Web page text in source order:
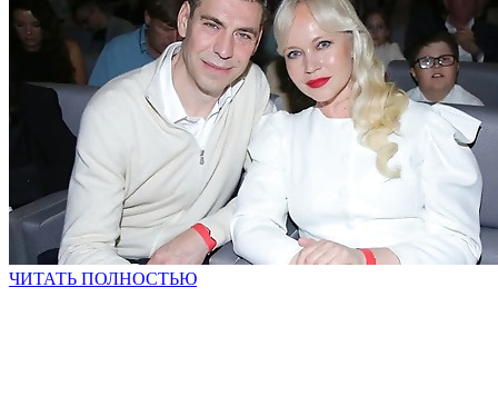
ЧИТАТЬ ПОЛНОСТЬЮ